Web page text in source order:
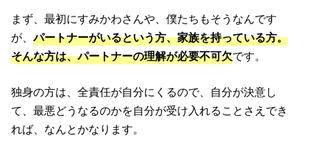
まず、最初にすみかわさんや、僕たちもそうなんです
が、パートナーがいるという方、家族を持っている方。
そんな方は、パートナーの理解が必要不可欠です。
独身の方は、全責任が自分にくるので、自分が決意し
て、最悪どうなるのかを自分が受け入れることさえでき
れば、なんとかなります。